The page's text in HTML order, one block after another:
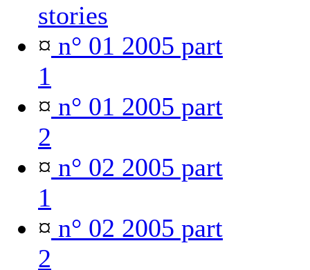
stories
¤ n° 01 2005 part
1
¤ n° 01 2005 part
2
¤ n° 02 2005 part
1
¤ n° 02 2005 part
2